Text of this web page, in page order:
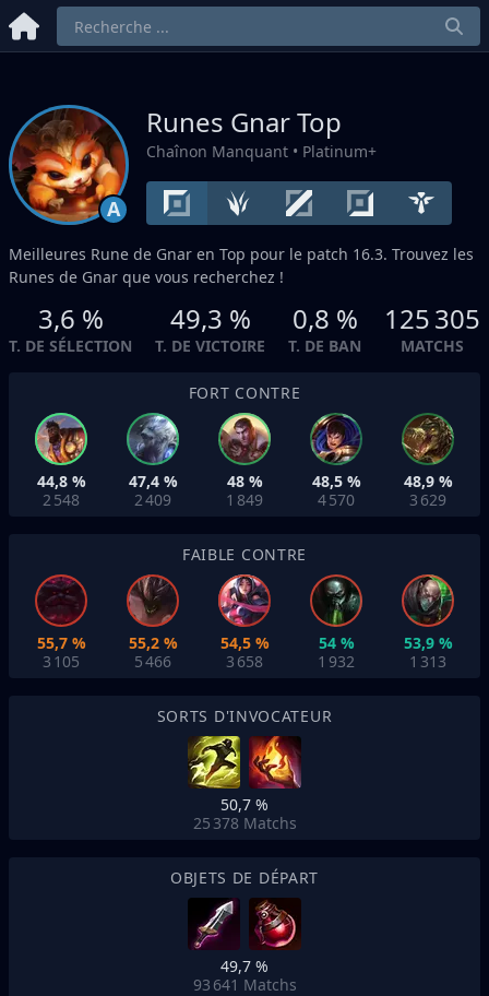
A
Runes GnarTop
Chaînon Manquant • Platinum+
Meilleures Rune de Gnar en Top pour le patch 16.3. Trouvez les
Runes de Gnar que vous recherchez !
3,6 %
T. DE SÉLECTION
49,3 %
T. DE VICTOIRE
0,8 %
T. DE BAN
125 305
MATCHS
FORT CONTRE
44,8 %
2 548
47,4 %
2 409
48 %
1 849
48,5 %
4 570
48,9 %
3 629
FAIBLE CONTRE
55,7 %
3 105
55,2 %
5 466
54,5 %
3 658
54 %
1 932
53,9 %
1 313
SORTS D'INVOCATEUR
50,7 %
25 378 Matchs
OBJETS DE DÉPART
49,7 %
93 641 Matchs